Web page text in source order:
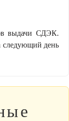
выдачи СДЭК.
следующий день